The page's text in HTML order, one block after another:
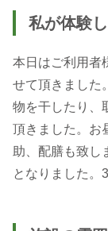
私が体験
本日はご利用者
せて頂きました
物を干したり、
頂きました。お
助、配膳も致し
となりました。